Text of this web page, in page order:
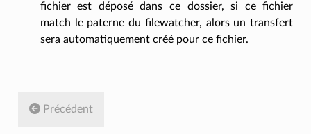
fichier est déposé dans ce dossier, si ce fichier
match le paterne du filewatcher, alors un transfert
sera automatiquement créé pour ce fichier.
Précédent